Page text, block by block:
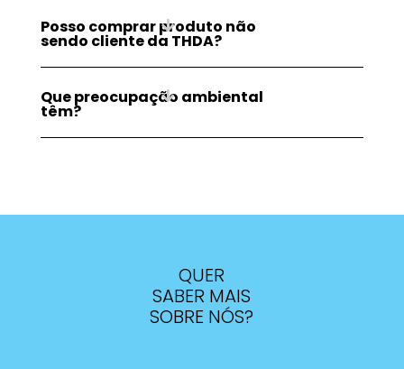
Posso comprar produto não
sendo cliente da THDA?
Que preocupação ambiental
têm?
QUER
SABER MAIS
SOBRE NÓS?